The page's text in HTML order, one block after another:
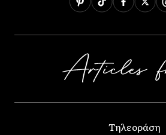
Τηλεοράση